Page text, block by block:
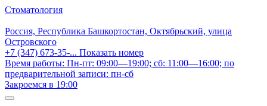
Стоматология
Россия, Республика Башкортостан, Октябрьский, улица
Островского
+7 (347) 673-35-... Показать номер
Время работы: Пн-пт: 09:00—19:00; сб: 11:00—16:00; по
предварительной записи: пн-сб
Закроемся в 19:00